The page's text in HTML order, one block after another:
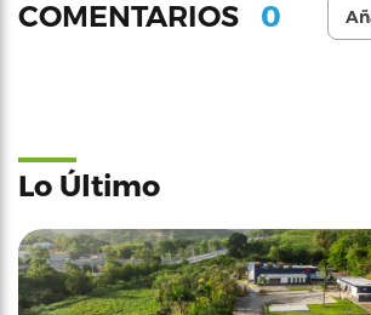
COMENTARIOS 0
Lo Último